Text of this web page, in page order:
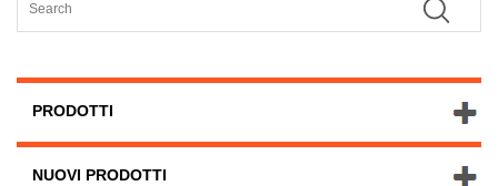
PRODOTTI
NUOVI PRODOTTI